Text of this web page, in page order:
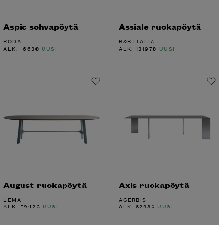
Aspic sohvapöytä
RODA
ALK. 1663€ UUSI
Assiale ruokapöytä
B&B ITALIA
ALK. 13197€ UUSI
August ruokapöytä
LEMA
ALK. 7942€ UUSI
Axis ruokapöytä
ACERBIS
ALK. 8293€ UUSI